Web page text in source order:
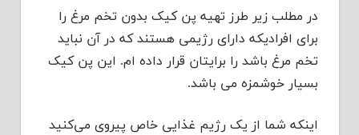
در مطلب زیر طرز تهیه پن کیک بدون تخم مرغ را
برای افرادیکه دارای رژیمی هستند که در آن نباید
تخم مرغ باشد را برایتان قرار داده ام. این پن کیک
بسیار خوشمزه می باشد.
اینکه شما از یک رژیم غذایی خاص پیروی می‌کنید